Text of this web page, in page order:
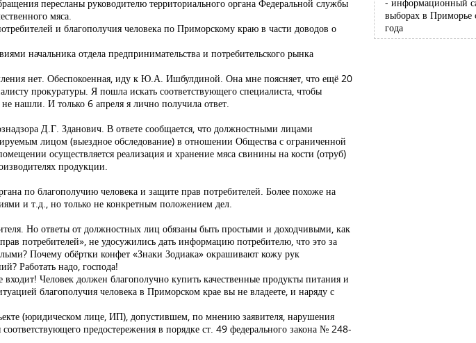
пересланы руководителю территориального органа Федеральной службы
мяса.
и благополучия человека по Приморскому краю в части доводов о
начальника отдела предпринимательства и потребительского рынка
нет. Обеспокоенная, иду к Ю.А. Ишбулдиной. Она мне поясняет, что ещё 20
прокуратуры. Я пошла искать соответствующего специалиста, чтобы
нашли. И только 6 апреля я лично получила ответ.
Д.Г. Зданович. В ответе сообщается, что должностными лицами
лицом (выездное обследование) в отношении Общества с ограниченной
осуществляется реализация и хранение мяса свинины на кости (отруб)
продукции.
по благополучию человека и защите прав потребителей. Более похоже на
и т.д., но только не конкретным положением дел.
Но ответы от должностных лиц обязаны быть простыми и доходчивыми, как
потребителей», не удосужились дать информацию потребителю, что это за
Почему обёртки конфет «Знаки Зодиака» окрашивают кожу рук
Работать надо, господа!
входит! Человек должен благополучно купить качественные продукты питания и
благополучия человека в Приморском крае вы не владеете, и наряду с
(юридическом лице, ИП), допустившем, по мнению заявителя, нарушения
предостережения в порядке ст. 49 федерального закона № 248-
- информационный
выборах в Приморье
года